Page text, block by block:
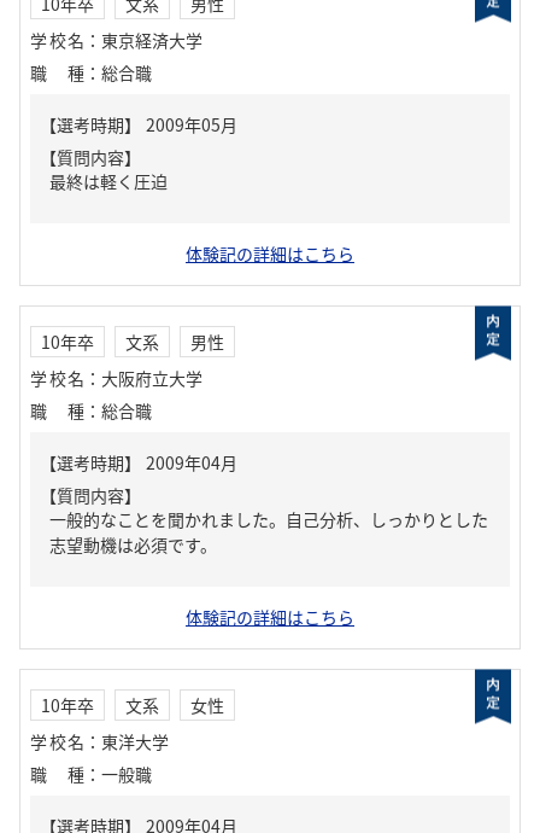
学校名 ： 東京経済大学
職種 ： 総合職
【質問内容】
最終は軽く圧迫
体験記の詳細はこちら
10年卒 文系
男性
学校名 ： 大阪府立大学
職種 ： 総合職
【質問内容】
一般的なことを聞かれました。自己分析、しっかりとした
志望動機は必須です。
体験記の詳細はこちら
10年卒 文系
女性
学校名 ： 東洋大学
職種 ： 一般職